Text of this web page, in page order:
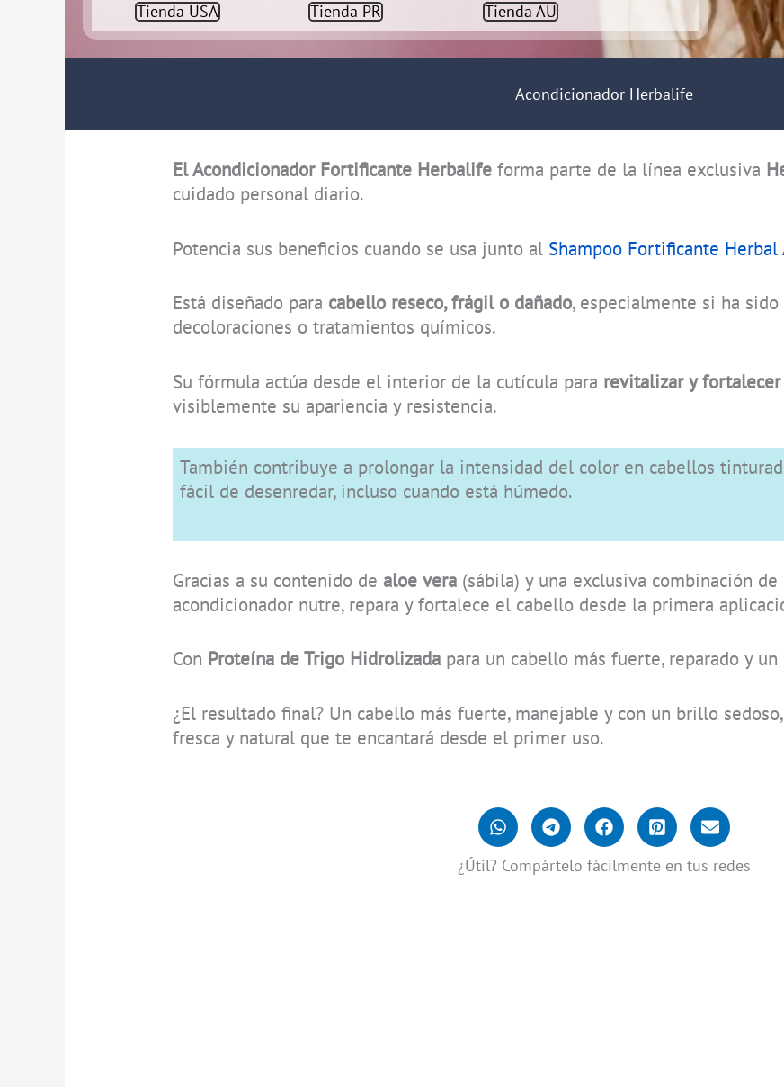
Tienda USA Tienda PR Tienda AU
Acondicionador Herbalife
El Acondicionador Fortificante Herbalife forma parte de la línea exclusiva
cuidado personal diario.
Potencia sus beneficios cuando se usa junto al Shampoo Fortificante Herbal
Está diseñado para cabello reseco, frágil o dañado, especialmente si ha
decoloraciones o tratamientos químicos.
Su fórmula actúa desde el interior de la cutícula para revitalizar y
visiblemente su apariencia y resistencia.
También contribuye a prolongar la intensidad del color en cabellos
fácil de desenredar, incluso cuando está húmedo.
Gracias a su contenido de aloe vera (sábila) y una exclusiva combinación
acondicionador nutre, repara y fortalece el cabello desde la primera
Con Proteína de Trigo Hidrolizada para un cabello más fuerte, reparado y
¿El resultado final? Un cabello más fuerte, manejable y con un brillo
fresca y natural que te encantará desde el primer uso.
¿Útil? Compártelo fácilmente en tus redes